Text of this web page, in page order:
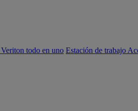
todo en uno Estación de trabajo